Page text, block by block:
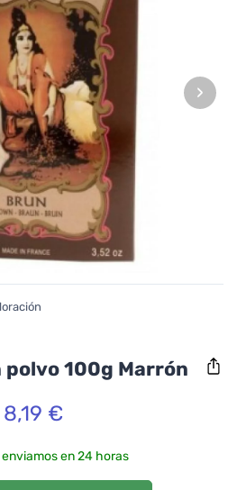
›
100g Marrón
8,19 €
en 24 horas